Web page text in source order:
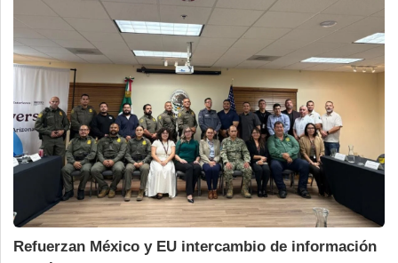
Refuerzan México y EU intercambio de información